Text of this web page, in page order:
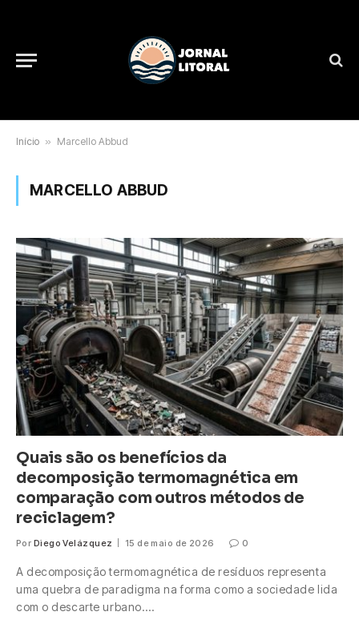
Início » Marcello Abbud
MARCELLO ABBUD
Quais são os benefícios da
decomposição termomagnética em
comparação com outros métodos de
reciclagem?
Por Diego Velázquez 15 de maio de 2026 0
A decomposição termomagnética de resíduos representa
uma quebra de paradigma na forma como a sociedade lida
com o descarte urbano.…